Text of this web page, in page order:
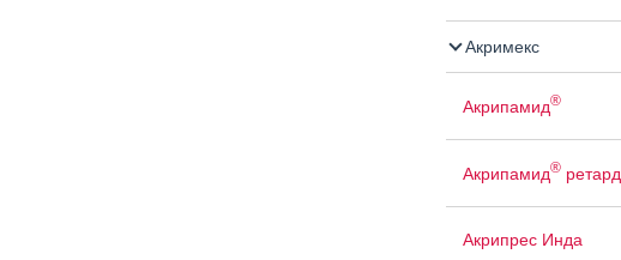
Акримекс
Акрипамид®
Акрипамид®ретард
Акрипрес Инда